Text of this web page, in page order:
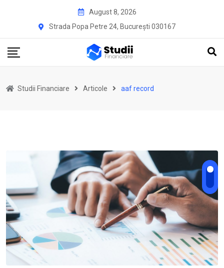
August 8, 2026
Strada Popa Petre 24, București 030167
Studii Financiare Articole aaf record